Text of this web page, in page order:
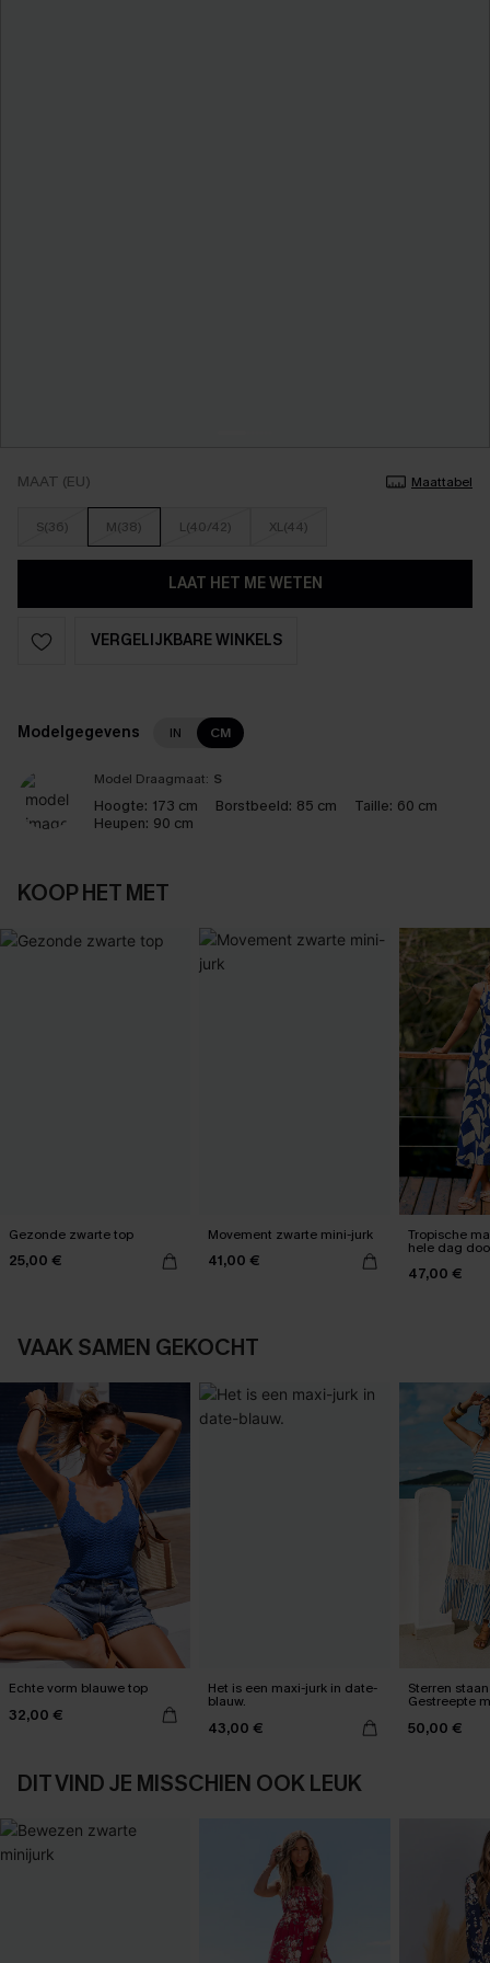
MAAT (EU) Maattabel
S(36) M(38) L(40/42) XL(44)
LAAT HET ME WETEN
VERGELIJKBARE WINKELS
Modelgegevens IN CM
Model Draagmaat: S
Hoogte: 173 cm Borstbeeld: 85 cm Taille: 60 cm
Heupen: 90 cm
KOOP HET MET
Gezonde zwarte top
25,00 €
Movement zwarte mini-jurk
41,00 €
Tropische
hele dag
kan worden
47,00 €
VAAK SAMEN GEKOCHT
Echte vorm blauwe top
32,00 €
Het is een maxi-jurk in date-
blauw.
43,00 €
Sterren
Gestreepte
50,00 €
DIT VIND JE MISSCHIEN OOK LEUK